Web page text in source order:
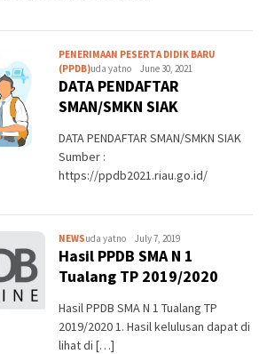
PENERIMAAN PESERTA DIDIK BARU
(PPDB)uda yatno June 30, 2021
DATA PENDAFTAR
SMAN/SMKN SIAK
DATA PENDAFTAR SMAN/SMKN SIAK
Sumber :
https://ppdb2021.riau.go.id/
NEWSuda yatno July 7, 2019
Hasil PPDB SMA N 1
Tualang TP 2019/2020
Hasil PPDB SMA N 1 Tualang TP
2019/2020 1. Hasil kelulusan dapat di
lihat di […]